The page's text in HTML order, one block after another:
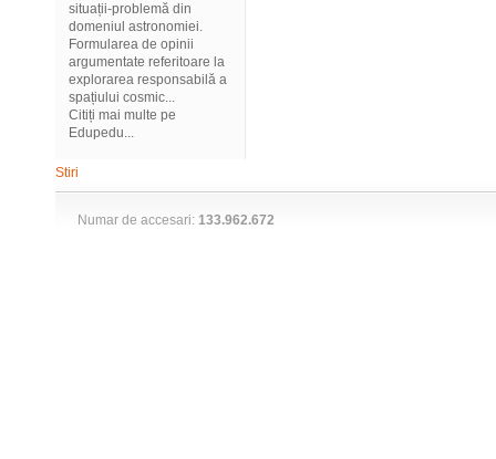
situații-problemă din
domeniul astronomiei.
Formularea de opinii
argumentate referitoare la
explorarea responsabilă a
spațiului cosmic...
Citiți mai multe pe
Edupedu...
Stiri
Numar de accesari: 133.962.672